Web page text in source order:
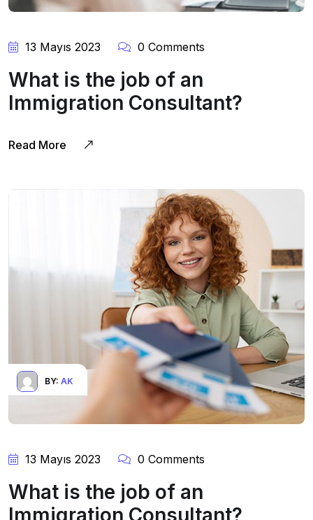
13 Mayıs 2023 0 Comments
What is the job of an
Immigration Consultant?
Read More
BY: AK
13 Mayıs 2023 0 Comments
What is the job of an
Immigration Consultant?